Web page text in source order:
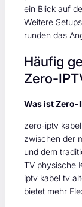
ein Blick auf
Weitere
runden das
Häufig
Zero-
Was ist Zero-
zero-iptv
zwischen der
und dem
TV physische
iptv kabel tv
bietet mehr